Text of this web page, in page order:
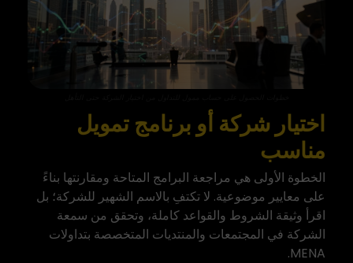
اختيار شركة أو برنامج تمويل
مناسب
الخطوة الأولى هي مراجعة البرامج المتاحة ومقارنتها بناءً
على معايير موضوعية. لا تكتفِ بالاسم الشهير للشركة؛ بل
اقرأ وثيقة الشروط والقواعد كاملة، وتحقق من سمعة
الشركة في المجتمعات والمنتديات المتخصصة بتداولات
MENA.